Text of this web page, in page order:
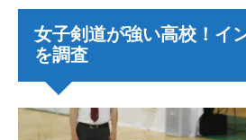
女子剣道が強い高校！イ
を調査